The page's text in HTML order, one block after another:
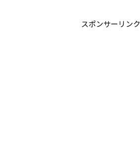
スポンサーリンク